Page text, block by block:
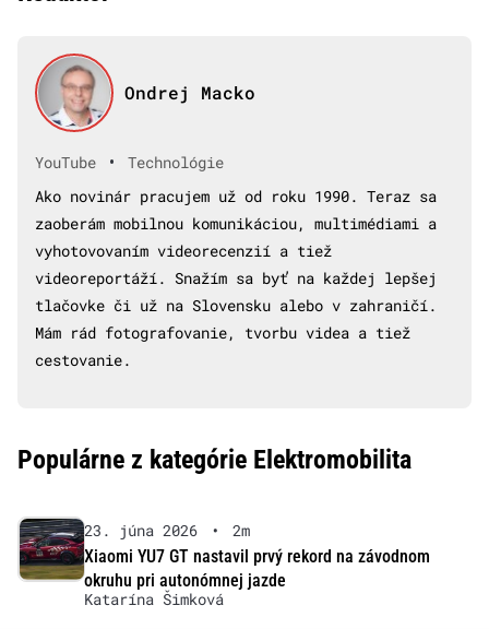
Ondrej Macko
YouTube •
Technológie
Ako novinár pracujem už od roku 1990. Teraz sa
zaoberám mobilnou komunikáciou, multimédiami a
vyhotovovaním videorecenzií a tiež
videoreportáží. Snažím sa byť na každej lepšej
tlačovke či už na Slovensku alebo v zahraničí.
Mám rád fotografovanie, tvorbu videa a tiež
cestovanie.
Populárne z kategórie Elektromobilita
23. júna 2026 •
2m
Xiaomi YU7 GT nastavil prvý rekord na závodnom
okruhu pri autonómnej jazde
Katarína Šimková